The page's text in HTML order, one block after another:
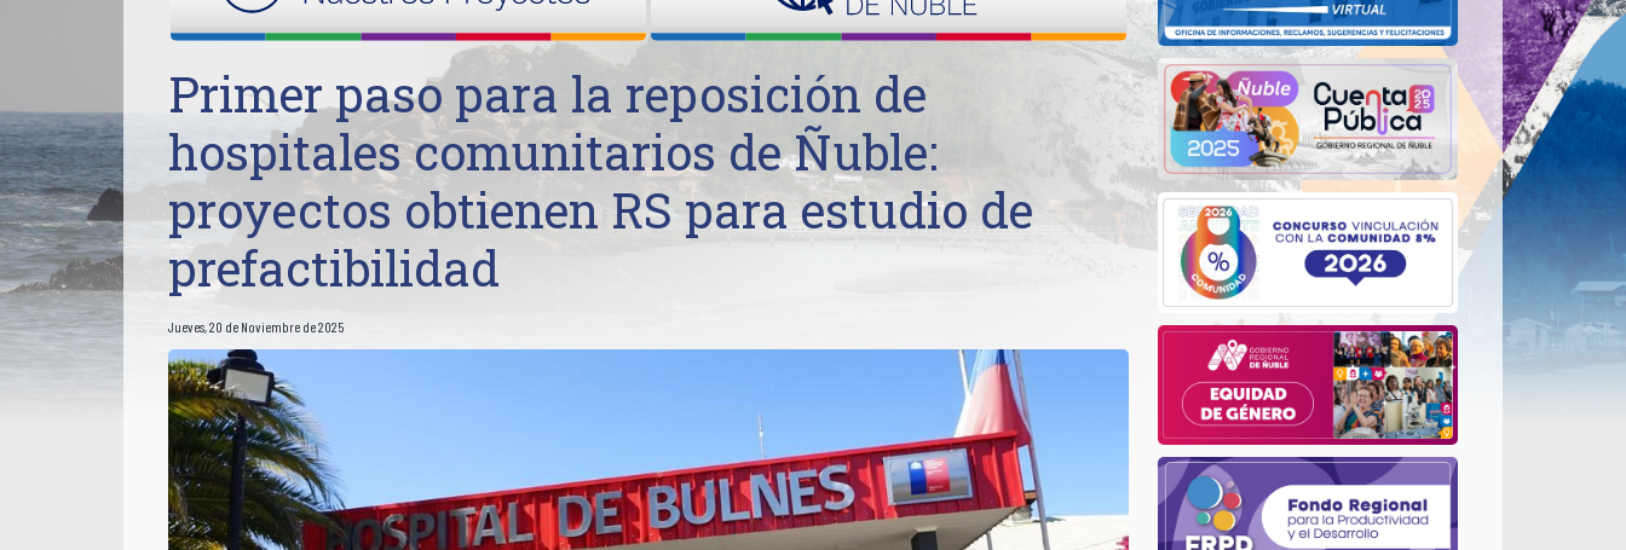
Primer paso para la reposición de
hospitales comunitarios de Ñuble:
proyectos obtienen RS para estudio de
prefactibilidad
Jueves, 20 de Noviembre de 2025